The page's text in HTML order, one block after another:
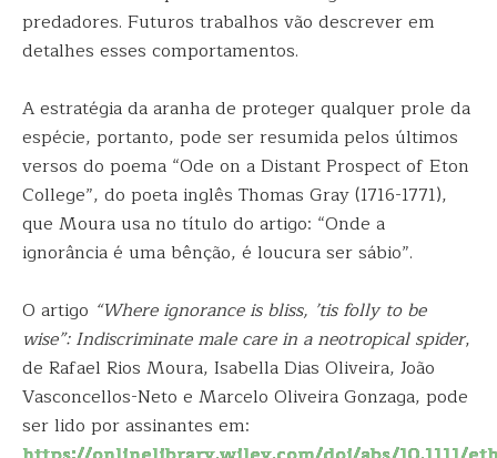
predadores. Futuros trabalhos vão descrever em
detalhes esses comportamentos.
A estratégia da aranha de proteger qualquer prole da
espécie, portanto, pode ser resumida pelos últimos
versos do poema “Ode on a Distant Prospect of Eton
College”, do poeta inglês Thomas Gray (1716-1771),
que Moura usa no título do artigo: “Onde a
ignorância é uma bênção, é loucura ser sábio”.
O artigo “Where ignorance is bliss, ’tis folly to be
wise”: Indiscriminate male care in a neotropical spider,
de Rafael Rios Moura, Isabella Dias Oliveira, João
Vasconcellos-Neto e Marcelo Oliveira Gonzaga, pode
ser lido por assinantes em: